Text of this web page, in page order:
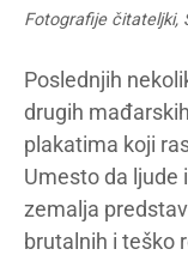
Fotografije čitateljki,
Poslednjih
drugih
plakatima koji
Umesto da ljude
zemalja
brutalnih i teško